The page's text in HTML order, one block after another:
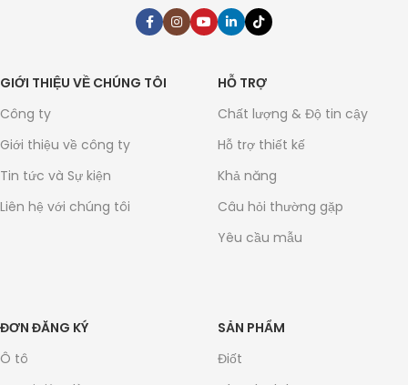
GIỚI THIỆU VỀ CHÚNG TÔI
Công ty
Giới thiệu về công ty
Tin tức và Sự kiện
Liên hệ với chúng tôi
HỖ TRỢ
Chất lượng & Độ tin cậy
Hỗ trợ thiết kế
Khả năng
Câu hỏi thường gặp
Yêu cầu mẫu
ĐƠN ĐĂNG KÝ
Ô tô
SẢN PHẨM
Điốt